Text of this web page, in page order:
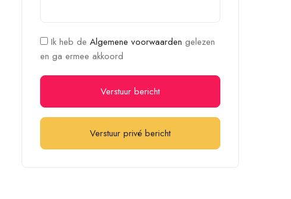
Ik heb de Algemene voorwaarden gelezen
en ga ermee akkoord
Verstuur bericht
Verstuur privé bericht